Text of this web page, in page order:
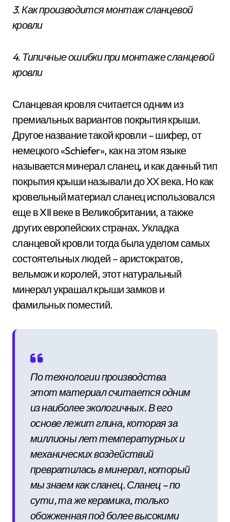
3. Как производится монтаж сланцевой
кровли
4. Типичные ошибки при монтаже сланцевой
кровли
Сланцевая кровля считается одним из
премиальных вариантов покрытия крыши.
Другое название такой кровли – шифер, от
немецкого «Schiefer», как на этом языке
называется минерал сланец, и как данный тип
покрытия крыши называли до ХХ века. Но как
кровельный материал сланец использовался
еще в XII веке в Великобритании, а также
других европейских странах. Укладка
сланцевой кровли тогда была уделом самых
состоятельных людей – аристократов,
вельмож и королей, этот натуральный
минерал украшал крыши замков и
фамильных поместий.
По технологии производства
этот материал считается одним
из наиболее экологичных. В его
основе лежит глина, которая за
миллионы лет температурных и
механических воздействий
превратилась в минерал, который
мы знаем как сланец. Сланец – по
сути, та же керамика, только
обожженная под более высокими